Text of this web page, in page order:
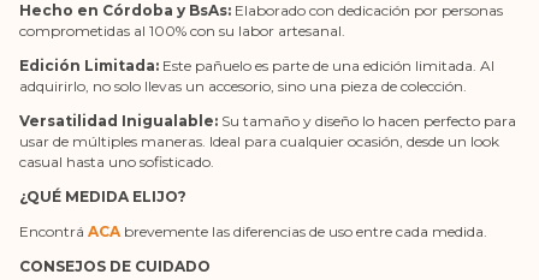
Hecho en Córdoba y BsAs: Elaborado con dedicación por personas
comprometidas al 100% con su labor artesanal.
Edición Limitada: Este pañuelo es parte de una edición limitada. Al
adquirirlo, no solo llevas un accesorio, sino una pieza de colección.
Versatilidad Inigualable: Su tamaño y diseño lo hacen perfecto para
usar de múltiples maneras. Ideal para cualquier ocasión, desde un look
casual hasta uno sofisticado.
¿QUÉ MEDIDA ELIJO?
Encontrá ACA brevemente las diferencias de uso entre cada medida.
CONSEJOS DE CUIDADO